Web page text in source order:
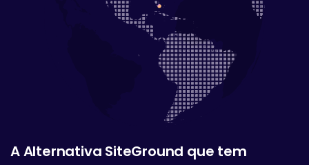
A Alternativa SiteGround que tem